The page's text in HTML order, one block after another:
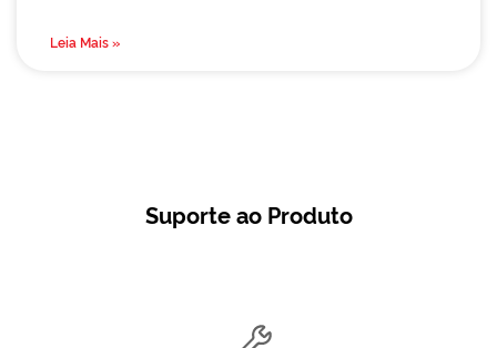
Leia Mais »
Suporte ao Produto